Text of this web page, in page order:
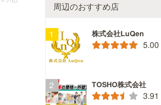
周辺のおすすめ店
株式会社LuQen
5.00
TOSHO株式会社
3.91